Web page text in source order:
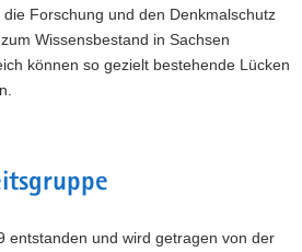
Forschung und den Denkmalschutz
Wissensbestand in Sachsen
können so gezielt bestehende Lücken
entstanden und wird getragen von der